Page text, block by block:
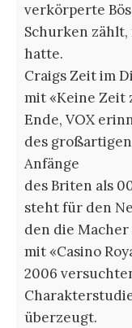
verkörperte
Schurken
hatte.
Craigs Zeit im
mit «Keine Zeit
Ende, VOX
des
Anfänge
des Briten als
steht für den
den die
mit «Casino
2006
überzeugt.